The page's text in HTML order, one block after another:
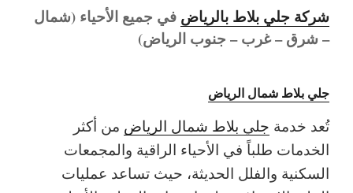
شركة جلي بلاط بالرياض في جميع الأحياء (شمال
– شرق – غرب – جنوب الرياض)
جلي بلاط شمال الرياض
تُعد خدمة جلي بلاط شمال الرياض من أكثر
الخدمات طلباً في الأحياء الراقية والمجمعات
السكنية والفلل الحديثة، حيث تساعد عمليات